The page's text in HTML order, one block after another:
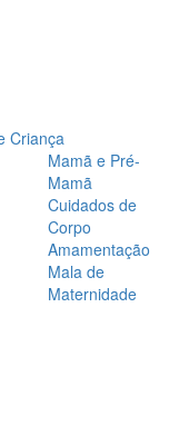
Criança
Mamã e Pré-
Mamã
Cuidados de
Corpo
Amamentação
Mala de
Maternidade